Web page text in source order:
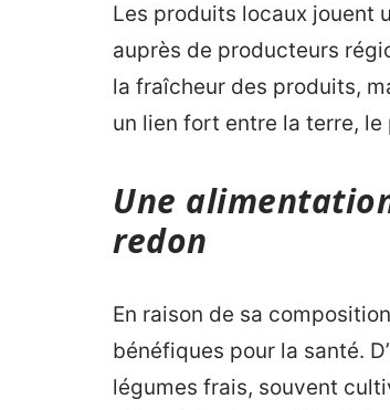
Les produits locaux jouent
auprès de producteurs
la fraîcheur des produits,
un lien fort entre la terre,
Une
redon
En raison de sa
bénéfiques pour la santé.
légumes frais, souvent